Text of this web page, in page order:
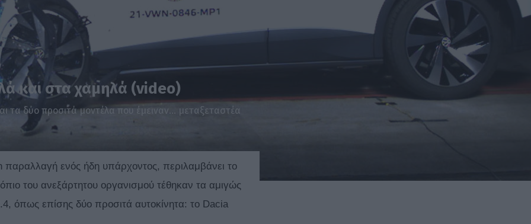
και στα χαμηλά (video)
τα δύο προσιτά μοντέλα που έμειναν… μεταξεταστέα
παραλλαγή ενός ήδη υπάρχοντος, περιλαμβάνει το
του ανεξάρτητου οργανισμού τέθηκαν τα αμιγώς
όπως επίσης δύο προσιτά αυτοκίνητα: το Dacia